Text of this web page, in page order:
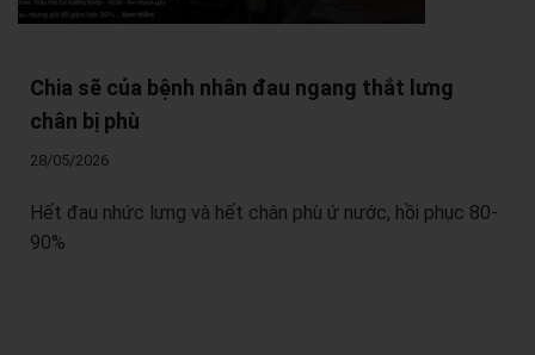
Chia sẽ của bệnh nhân đau ngang thắt lưng
chân bị phù
28/05/2026
Hết đau nhức lưng và hết chân phù ứ nước, hồi phục 80-
90%